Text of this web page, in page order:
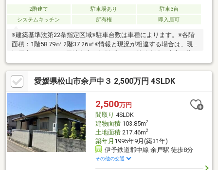
2階建て 駐車場あり
駐車3台
システムキッチン
所有権 即入居可
※建築基準法第22条指定区域※駐車台数は車種によります。※各階
面積：1階58.79㎡ 2階37.26㎡※情報と現況が相違する場合は、現
定になります。プロパンガスの消費に係る配管設備、ガス器具等
は、本土地建物の販売価格には含まれておりません。※通学の区
域に関しては自治体や教育委員会等にご確認ください。
愛媛県松山市余戸中３ 2,500万円 4SLDK
2,500万円
間取り 4SLDK
建物面積103.85m2
土地面積217.46m2
築年月 1995年9月(築31年)
伊予鉄道郡中線 余戸駅 徒歩8分
その他の交通